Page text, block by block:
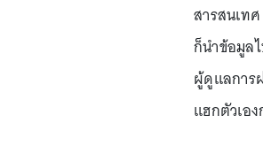
สารสนเท
ก็นำข้อมูล
ผู้ดูแลการ
แฮกตัวเอ